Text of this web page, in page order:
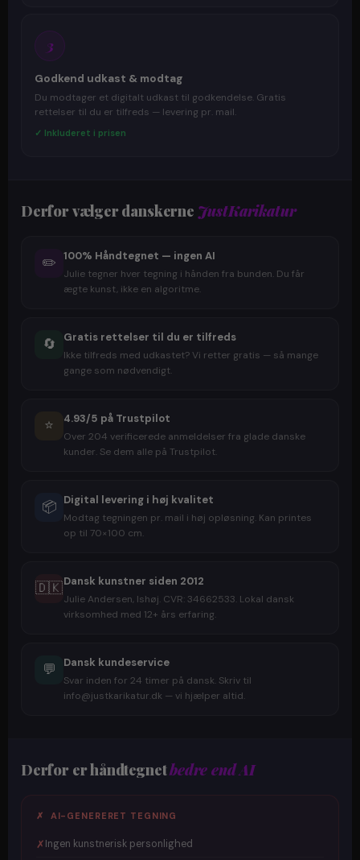
3
Godkend udkast & modtag
Du modtager et digitalt udkast til godkendelse. Gratis
rettelser til du er tilfreds — levering pr. mail.
✓ Inkluderet i prisen
Derfor vælger danskerne JustKarikatur
✏️ 100% Håndtegnet — ingen AI
Julie tegner hver tegning i hånden fra bunden. Du får
ægte kunst, ikke en algoritme.
🔄 Gratis rettelser til du er tilfreds
Ikke tilfreds med udkastet? Vi retter gratis — så mange
gange som nødvendigt.
⭐ 4.93/5 på Trustpilot
Over 204 verificerede anmeldelser fra glade danske
kunder. Se dem alle på Trustpilot.
📦 Digital levering i høj kvalitet
Modtag tegningen pr. mail i høj opløsning. Kan printes
op til 70×100 cm.
🇩🇰Dansk kunstner siden 2012
Julie Andersen, Ishøj. CVR: 34662533. Lokal dansk
virksomhed med 12+ års erfaring.
💬 Dansk kundeservice
Svar inden for 24 timer på dansk. Skriv til
info@justkarikatur.dk — vi hjælper altid.
Derfor er håndtegnetbedre end AI
✗ AI-GENERERET TEGNING
✗Ingen kunstnerisk personlighed